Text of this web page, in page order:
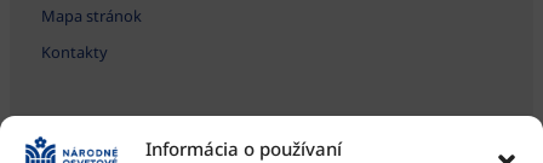
Informácia o používaní
Mapa stránok
Kontakty